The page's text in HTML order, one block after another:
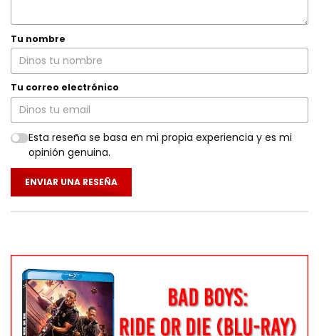
Tu nombre
Tu correo electrónico
Esta reseña se basa en mi propia experiencia y es mi
opinión genuina.
ENVIAR UNA RESEÑA